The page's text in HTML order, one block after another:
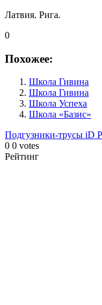
Латвия. Рига.
0
Похожее:
Школа Гивина
Школа Гивина
Школа Успеха
Школа «Базис»
Подгузники-трусы iD
0 0 votes
Рейтинг